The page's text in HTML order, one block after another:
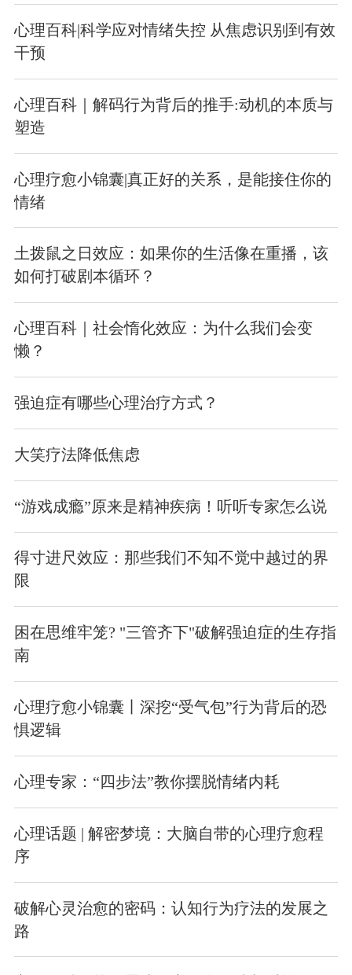
心理百科|科学应对情绪失控 从焦虑识别到有效
干预
心理百科｜解码行为背后的推手:动机的本质与
塑造
心理疗愈小锦囊|真正好的关系，是能接住你的
情绪
土拨鼠之日效应：如果你的生活像在重播，该
如何打破剧本循环？
心理百科｜社会惰化效应：为什么我们会变
懒？
强迫症有哪些心理治疗方式？
大笑疗法降低焦虑
“游戏成瘾”原来是精神疾病！听听专家怎么说
得寸进尺效应：那些我们不知不觉中越过的界
限
困在思维牢笼? "三管齐下"破解强迫症的生存指
南
心理疗愈小锦囊丨深挖“受气包”行为背后的恐
惧逻辑
心理专家：“四步法”教你摆脱情绪内耗
心理话题 | 解密梦境：大脑自带的心理疗愈程
序
破解心灵治愈的密码：认知行为疗法的发展之
路